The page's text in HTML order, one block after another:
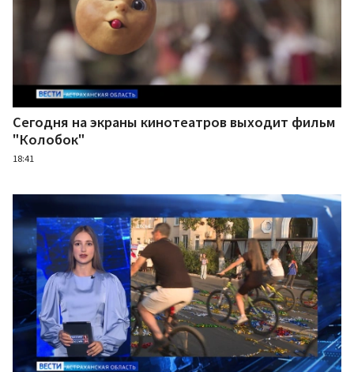
Сегодня на экраны кинотеатров выходит фильм
"Колобок"
18:41